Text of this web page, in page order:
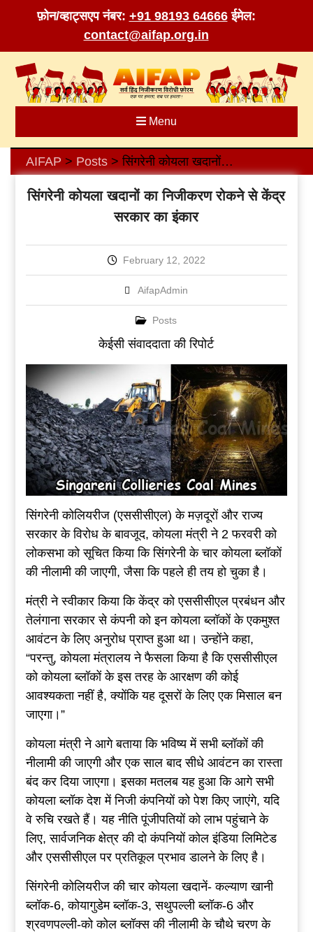
फ़ोन/व्हाट्सएप नंबर: +91 98193 64666 ईमेल:
contact@aifap.org.in
content
Menu
AIFAP > Posts> सिंगरेनी कोयला खदानों का निजीकरण रोकने से केंद्र सरकार का इंकार
सिंगरेनी कोयला खदानों का निजीकरण रोकने से केंद्र
सरकार का इंकार
February 12, 2022
AifapAdmin
Posts
केईसी संवाददाता की रिपोर्ट
सिंगरेनी कोलियरीज (एससीसीएल) के मज़दूरों और राज्य
सरकार के विरोध के बावजूद, कोयला मंत्री ने 2 फरवरी को
लोकसभा को सूचित किया कि सिंगरेनी के चार कोयला ब्लॉकों
की नीलामी की जाएगी, जैसा कि पहले ही तय हो चुका है।
मंत्री ने स्वीकार किया कि केंद्र को एससीसीएल प्रबंधन और
तेलंगाना सरकार से कंपनी को इन कोयला ब्लॉकों के एकमुश्त
आवंटन के लिए अनुरोध प्राप्त हुआ था। उन्होंने कहा,
“परन्तु, कोयला मंत्रालय ने फैसला किया है कि एससीसीएल
को कोयला ब्लॉकों के इस तरह के आरक्षण की कोई
आवश्यकता नहीं है, क्योंकि यह दूसरों के लिए एक मिसाल बन
जाएगा।”
कोयला मंत्री ने आगे बताया कि भविष्य में सभी ब्लॉकों की
नीलामी की जाएगी और एक साल बाद सीधे आवंटन का रास्ता
बंद कर दिया जाएगा। इसका मतलब यह हुआ कि आगे सभी
कोयला ब्लॉक देश में निजी कंपनियों को पेश किए जाएंगे, यदि
वे रुचि रखते हैं। यह नीति पूंजीपतियों को लाभ पहुंचाने के
लिए, सार्वजनिक क्षेत्र की दो कंपनियों कोल इंडिया लिमिटेड
और एससीसीएल पर प्रतिकूल प्रभाव डालने के लिए है।
सिंगरेनी कोलियरीज की चार कोयला खदानें- कल्याण खानी
ब्लॉक-6, कोयागुडेम ब्लॉक-3, सथुपल्ली ब्लॉक-6 और
श्रवणपल्ली-को कोल ब्लॉक्स की नीलामी के चौथे चरण के